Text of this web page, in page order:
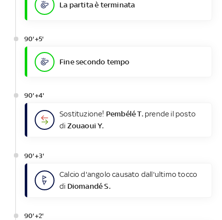
La partita è terminata
90'+5'
Fine secondo tempo
90'+4'
Sostituzione! Pembélé T.prende il posto
di Zouaoui Y.
90'+3'
Calcio d'angolo causato dall'ultimo tocco
di Diomandé S.
90'+2'